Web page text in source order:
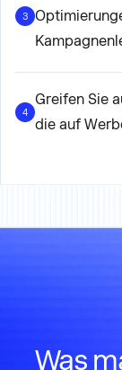
3
4
Greifen Sie
die auf
Was